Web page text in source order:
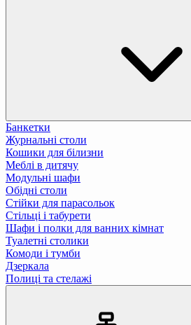
Банкетки
Журнальні столи
Кошики для білизни
Меблі в дитячу
Модульні шафи
Обідні столи
Стійки для парасольок
Стільці і табурети
Шафи і полки для ванних кімнат
Туалетні столики
Комоди і тумби
Дзеркала
Полиці та стелажі